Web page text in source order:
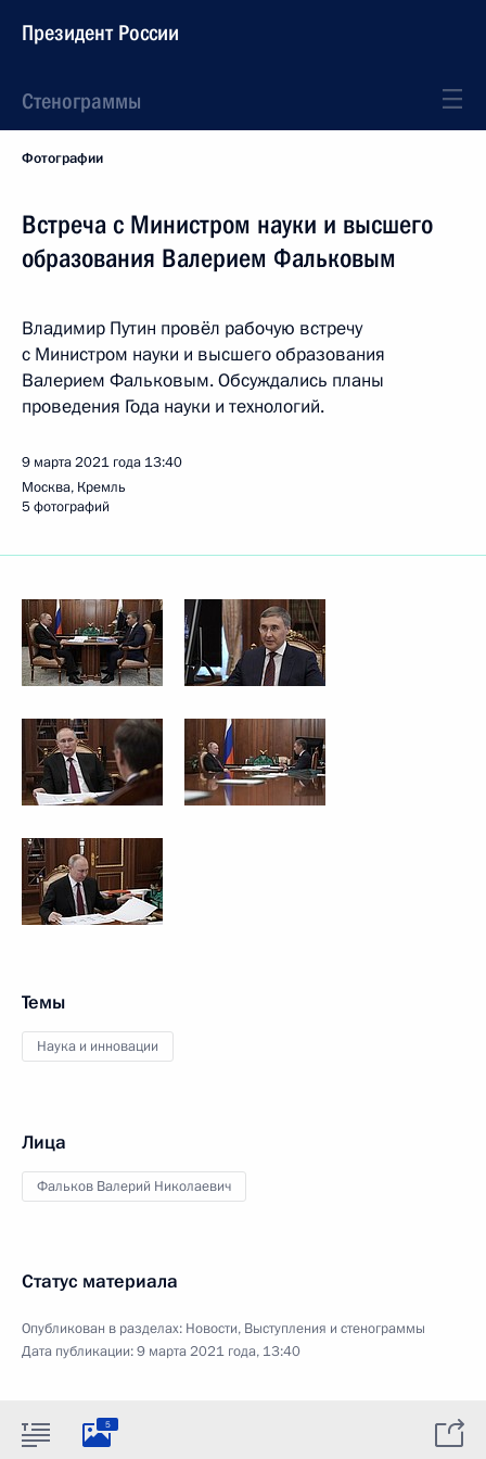
Президент России
Стенограммы
Фотографии
Встреча с Министром науки и высшего
образования Валерием Фальковым
Владимир Путин провёл рабочую встречу
с Министром науки и высшего образования
Валерием Фальковым. Обсуждались планы
проведения Года науки и технологий.
9 марта 2021 года 13:40
Москва, Кремль
5 фотографий
Темы
Наука и инновации
Лица
Фальков Валерий Николаевич
Статус материала
Опубликован в разделах: Новости, Выступления и стенограммы
Дата публикации:9 марта 2021 года, 13:40
5